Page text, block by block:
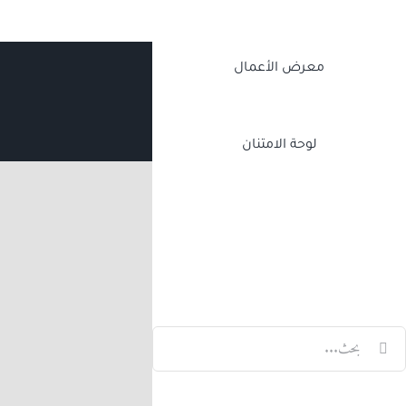
معرض الأعمال
لوحة الامتنان
البحث
عن: